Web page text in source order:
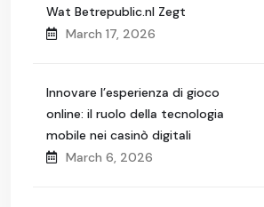
Wat Betrepublic.nl Zegt
March 17, 2026
Innovare l’esperienza di gioco
online: il ruolo della tecnologia
mobile nei casinò digitali
March 6, 2026